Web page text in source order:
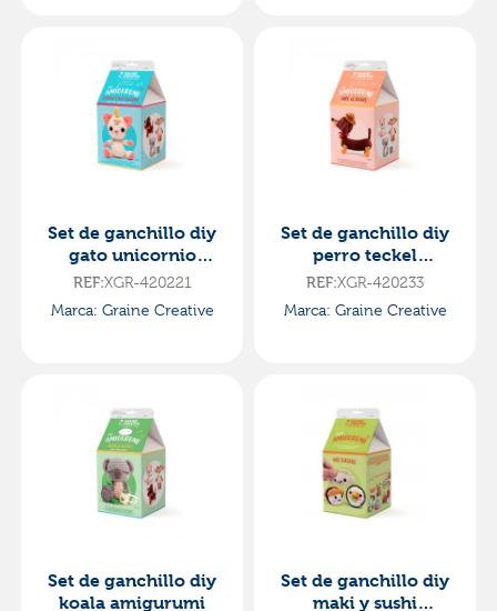
Set de ganchillo diy
gato unicornio
amigurumi
REF:XGR-420221
Marca: Graine Creative
Set de ganchillo diy
perro teckel
amigurumi
REF:XGR-420233
Marca: Graine Creative
Set de ganchillo diy
koala amigurumi
Set de ganchillo diy
maki y sushi